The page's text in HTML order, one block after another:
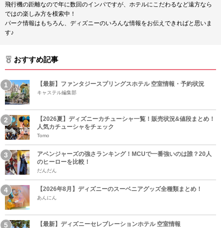
飛行機の距離なので年に数回のインパですが、ホテルにこだわるなど遠方なら
ではの楽しみ方を模索中！
パーク情報はもちろん、ディズニーのいろんな情報をお伝えできればと思いま
す♪
おすすめ記事
【最新】ファンタジースプリングスホテル 空室情報・予約状況
キャステル編集部
【2026夏】ディズニーカチューシャ一覧！販売状況&値段まとめ！
人気カチューシャをチェック
Tomo
アベンジャーズの強さランキング！MCUで一番強いのは誰？20人
のヒーローを比較！
だんだん
【2026年8月】ディズニーのスーベニアグッズ全種類まとめ！
あんにん
【最新】ディズニーセレブレーションホテル 空室情報